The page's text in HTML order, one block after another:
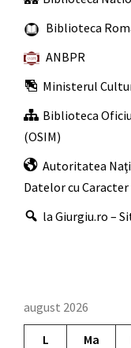
Biblioteca
ANBPR
Ministerul
Biblioteca
(OSIM)
Autoritatea
Datelor cu
la Giurgiu.ro –
august 2026
L Ma